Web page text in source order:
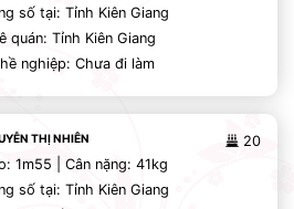
số tại: Tỉnh Kiên Giang
quán: Tỉnh Kiên Giang
nghiệp: Chưa đi làm
20
THỊ NHIÊN
1m55 | Cân nặng: 41kg
số tại: Tỉnh Kiên Giang